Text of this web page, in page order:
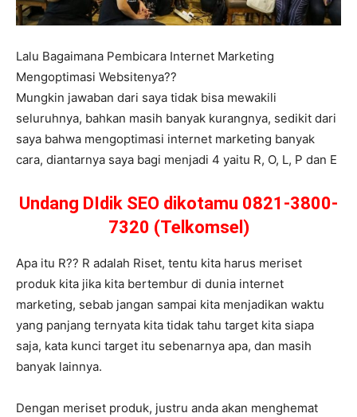
Lalu Bagaimana Pembicara Internet Marketing
Mengoptimasi Websitenya??
Mungkin jawaban dari saya tidak bisa mewakili
seluruhnya, bahkan masih banyak kurangnya, sedikit dari
saya bahwa mengoptimasi internet marketing banyak
cara, diantarnya saya bagi menjadi 4 yaitu R, O, L, P dan E
Undang DIdik SEO dikotamu 0821-3800-
7320 (Telkomsel)
Apa itu R?? R adalah Riset, tentu kita harus meriset
produk kita jika kita bertembur di dunia internet
marketing, sebab jangan sampai kita menjadikan waktu
yang panjang ternyata kita tidak tahu target kita siapa
saja, kata kunci target itu sebenarnya apa, dan masih
banyak lainnya.
Dengan meriset produk, justru anda akan menghemat